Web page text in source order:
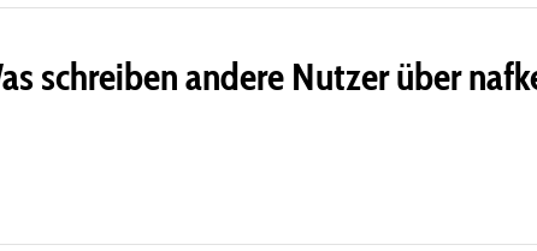
schreiben andere Nutzer über